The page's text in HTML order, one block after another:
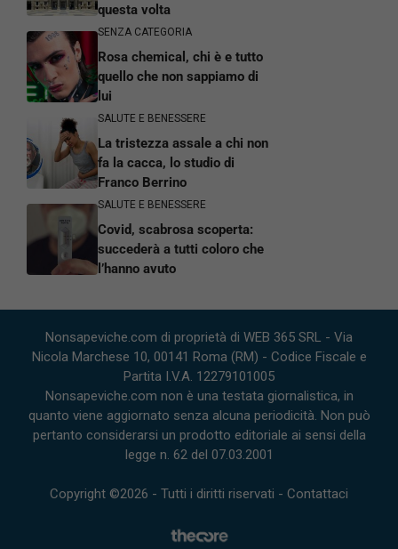
questa volta
SENZA CATEGORIA
Rosa chemical, chi è e tutto
quello che non sappiamo di
lui
SALUTE E BENESSERE
La tristezza assale a chi non
fa la cacca, lo studio di
Franco Berrino
SALUTE E BENESSERE
Covid, scabrosa scoperta:
succederà a tutti coloro che
l’hanno avuto
Nonsapeviche.com di proprietà di WEB 365 SRL - Via
Nicola Marchese 10, 00141 Roma (RM) - Codice Fiscale e
Partita I.V.A. 12279101005
Nonsapeviche.com non è una testata giornalistica, in
quanto viene aggiornato senza alcuna periodicità. Non può
pertanto considerarsi un prodotto editoriale ai sensi della
legge n. 62 del 07.03.2001
Copyright ©2026 - Tutti i diritti riservati - Contattaci